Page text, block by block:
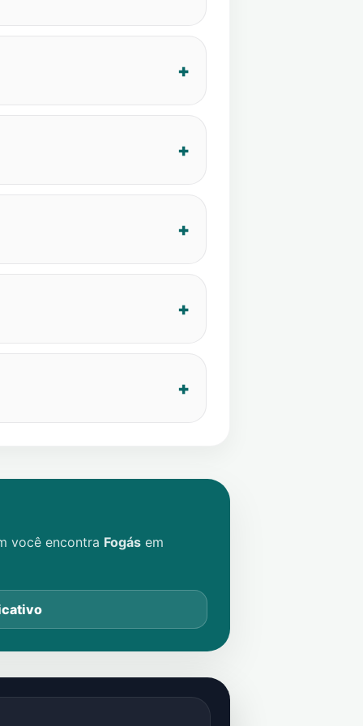
você encontra Fogás em